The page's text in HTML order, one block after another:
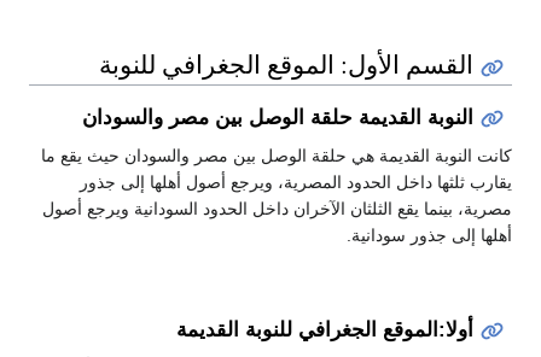
القسم الأول: الموقع الجغرافي للنوبة
النوبة القديمة حلقة الوصل بين مصر والسودان
كانت النوبة القديمة هي حلقة الوصل بين مصر والسودان حيث يقع ما
يقارب ثلثها داخل الحدود المصرية، ويرجع أصول أهلها إلى جذور
مصرية، بينما يقع الثلثان الآخران داخل الحدود السودانية ويرجع أصول
أهلها إلى جذور سودانية.
أولا:الموقع الجغرافي للنوبة القديمة